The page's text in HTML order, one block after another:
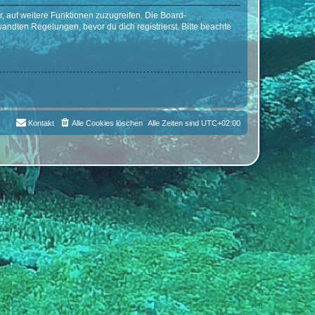
auf weitere Funktionen zuzugreifen. Die Board-
Regelungen, bevor du dich registrierst. Bitte beachte
Alle Zeiten sind UTC+02:00
Alle Cookies löschen
Kontakt